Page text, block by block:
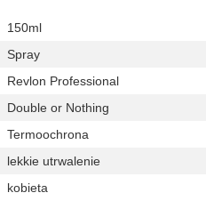
150ml
Spray
Revlon Professional
Double or Nothing
Termoochrona
lekkie utrwalenie
kobieta